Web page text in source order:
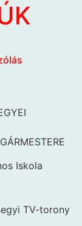
Iskola
TV-torony